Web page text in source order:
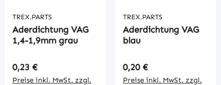
TREX.PARTS
Aderdichtung VAG
1,4-1,9mm grau
Regulärer Preis:
0,23 €
Preise inkl. MwSt. zzgl.
TREX.PARTS
Aderdichtung VAG
blau
Regulärer Preis:
0,20 €
Preise inkl. MwSt. zzgl.